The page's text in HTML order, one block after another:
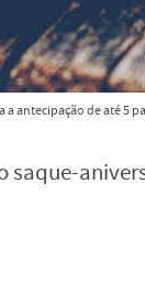
a antecipação de até 5